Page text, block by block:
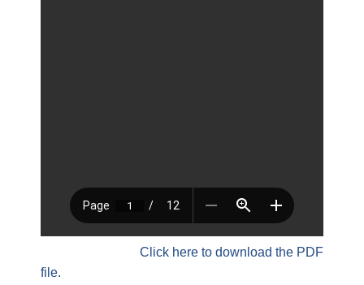
Click here to download the PDF
file.